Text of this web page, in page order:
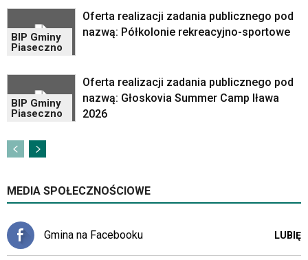
osadzane
formie
ramek.
obsługiwane
klawiszy
odpowiadających
skrótów
klawiaturowych
w
BIP Gminy
Piaseczno
Oferta realizacji zadania publicznego pod
nazwą: Półkolonie rekreacyjno-sportowe
BIP Gminy
Piaseczno
Oferta realizacji zadania publicznego pod
nazwą: Głoskovia Summer Camp Iława
2026
MEDIA SPOŁECZNOŚCIOWE
Gmina na Facebooku LUBIĘ